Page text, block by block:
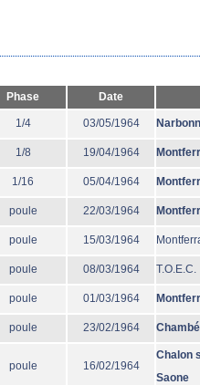
Phase Date
1/4 03/05/1964
1/8 19/04/1964
1/16 05/04/1964
poule 22/03/1964
poule 15/03/1964
poule 08/03/1964 T.O.E.C.
poule 01/03/1964
poule 23/02/1964
poule 16/02/1964
Chalon
Saone